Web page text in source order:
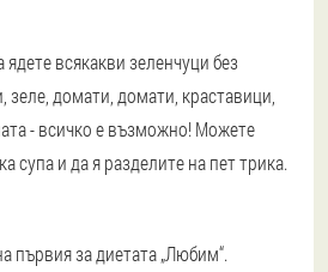
всякакви зеленчуци без
домати, домати, краставици,
- всичко е възможно! Можете
супа и да я разделите на пет трика.
първия за диетата „Любим“.